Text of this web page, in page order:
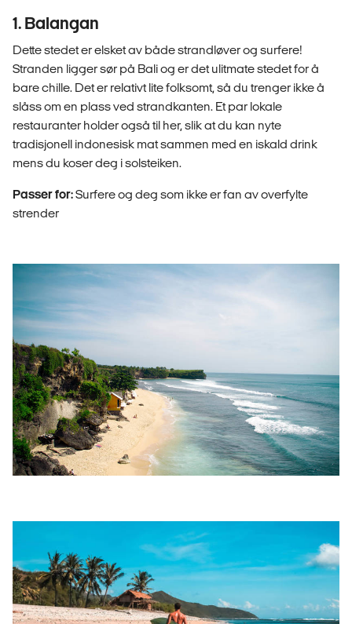
1. Balangan
Dette stedet er elsket av både strandløver og surfere!
Stranden ligger sør på Bali og er det ulitmate stedet for å
bare chille. Det er relativt lite folksomt, så du trenger ikke å
slåss om en plass ved strandkanten. Et par lokale
restauranter holder også til her, slik at du kan nyte
tradisjonell indonesisk mat sammen med en iskald drink
mens du koser deg i solsteiken.
Passer for:Surfere og deg som ikke er fan av overfylte
strender